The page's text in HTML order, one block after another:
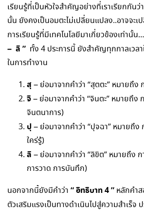
เรียนรู้ที่เป็นหัวใจสำคัญอย่างที่เราเรียกกันว่า
นั้น ยังคงเป็นอมตะไม่เปลี่ยนแปลง..อาจจะ
การเรียนรู้ที่มีเทคโนโลยีมาเกี่ยวข้องเท่านั้น
– ลิ ” ทั้ง 4 ประการนี้ ยังสำคัญทุกกาลเวลา
ในการทำงาน
สุ– ย่อมาจากคำว่า “สุตตะ” หมายถึง
จิ– ย่อมาจากคำว่า “จินตะ” หมายถึ
จินตนาการ)
ปุ – ย่อมาจากคำว่า “ปุจฉา” หมายถึ
ใคร่รู้)
ลิ – ย่อมาจากคำว่า “ลิขิต” หมายถึง
การวาด การบันทึก)
นอกจากนี้ยังมีคำว่า “ อิทธิบาท 4 ” หลักคำ
ตัวเสริมแรงเป็นทางดำเนินไปสู่ความสำเร็จ